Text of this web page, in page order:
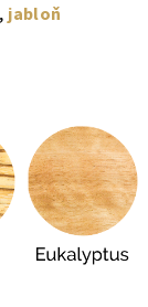
, jabloň